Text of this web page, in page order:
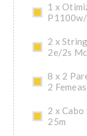
1 x
2 x
2e/2s
8 x 2
2
2 x
25m